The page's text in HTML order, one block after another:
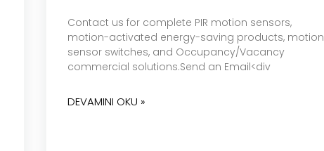
Contact us for complete PIR motion sensors,
motion-activated energy-saving products, motion
sensor switches, and Occupancy/Vacancy
commercial solutions.Send an Email<div
DEVAMINI OKU »